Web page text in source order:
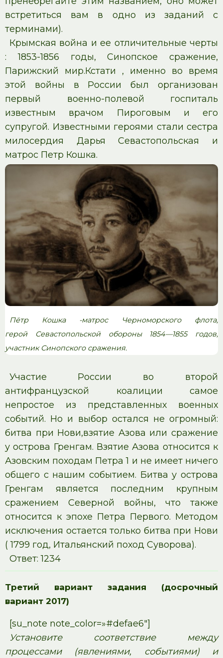
встретиться вам в одно из заданий с
терминами).
Крымская война и ее отличительные черты
: 1853-1856 годы, Синопское сражение,
Парижский мир.Кстати , именно во время
этой войны в России был организован
первый военно-полевой госпиталь
известным врачом Пироговым и его
супругой. Известными героями стали сестра
милосердия Дарья Севастопольская и
матрос Петр Кошка.
Пётр Кошка -матрос Черноморского флота,
герой Севастопольской обороны 1854—1855 годов,
участник Синопского сражения.
Уча­стие России во вто­рой
антифранцузской коалиции самое
непростое из представленных военных
событий. Но и выбор остался не огромный:
битва при Нови,взя­тие Азова или сра­же­ние
у ост­ро­ва Гренгам. Взятие Азова относится к
Азовским походам Петра 1 и не имеет ничего
общего с нашим событием. Битва у острова
Гренгам является последним крупным
сражением Северной войны, что также
относится к эпохе Петра Первого. Методом
исключения остается только битва при Нови
( 1799 год, Итальянский поход Суворова).
Ответ: 1234
Третий вариант задания (досрочный
вариант 2017)
[su_note note_color=»#defae6″]
Установите соответствие между
процессами (явлениями, событиями) и